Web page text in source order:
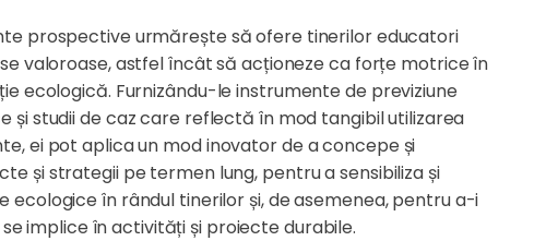
prospective urmărește să ofere tinerilor educatori
valoroase, astfel încât să acționeze ca forțe motrice în
ecologică. Furnizându-le instrumente de previziune
și studii de caz care reflectă în mod tangibil utilizarea
ei pot aplica un mod inovator de a concepe și
și strategii pe termen lung, pentru a sensibiliza și
ecologice în rândul tinerilor și, de asemenea, pentru a-i
se implice în activități și proiecte durabile.